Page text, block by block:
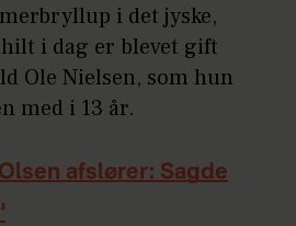
i det jyske,
i dag er blevet gift
Ole Nielsen, som hun
med i 13 år.
Olsen afslører: Sagde